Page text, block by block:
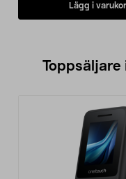
Lägg i
Toppsäljare